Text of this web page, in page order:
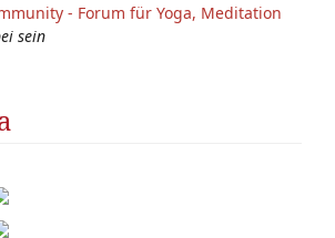
- Forum für Yoga, Meditation
sein